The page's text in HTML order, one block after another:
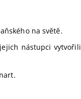
na světě.
nástupci vytvořili